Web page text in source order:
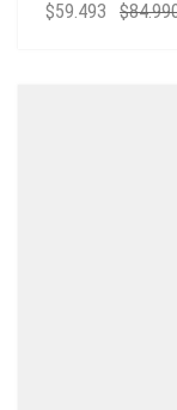
$
$59.493